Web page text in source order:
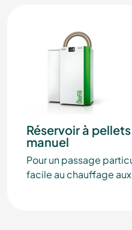
Réservoir à
manuel
Pour un passage
facile au chauffage